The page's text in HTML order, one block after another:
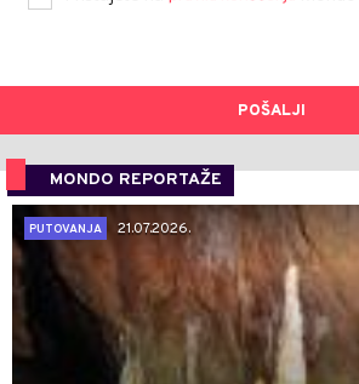
POŠALJI
MONDO REPORTAŽE
PUTOVANJA
21.07.2026.